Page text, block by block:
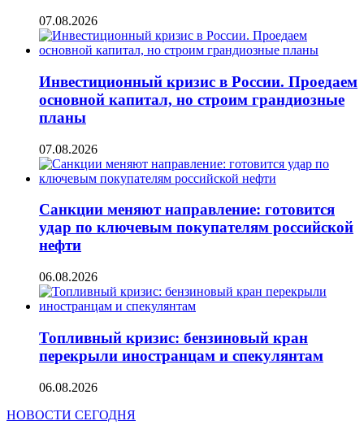
07.08.2026
Инвестиционный кризис в России. Проедаем
основной капитал, но строим грандиозные
планы
07.08.2026
Санкции меняют направление: готовится
удар по ключевым покупателям российской
нефти
06.08.2026
Топливный кризис: бензиновый кран
перекрыли иностранцам и спекулянтам
06.08.2026
НОВОСТИ СЕГОДНЯ